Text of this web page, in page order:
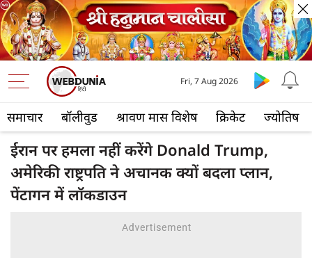
समाचार बॉलीवुड श्रावण मास विशेष क्रिकेट ज्योतिष
Fri, 7 Aug 2026
ईरान पर हमला नहीं करेंगे Donald Trump,
अमेरिकी राष्ट्रपति ने अचानक क्यों बदला प्लान,
पेंटागन में लॉकडाउन